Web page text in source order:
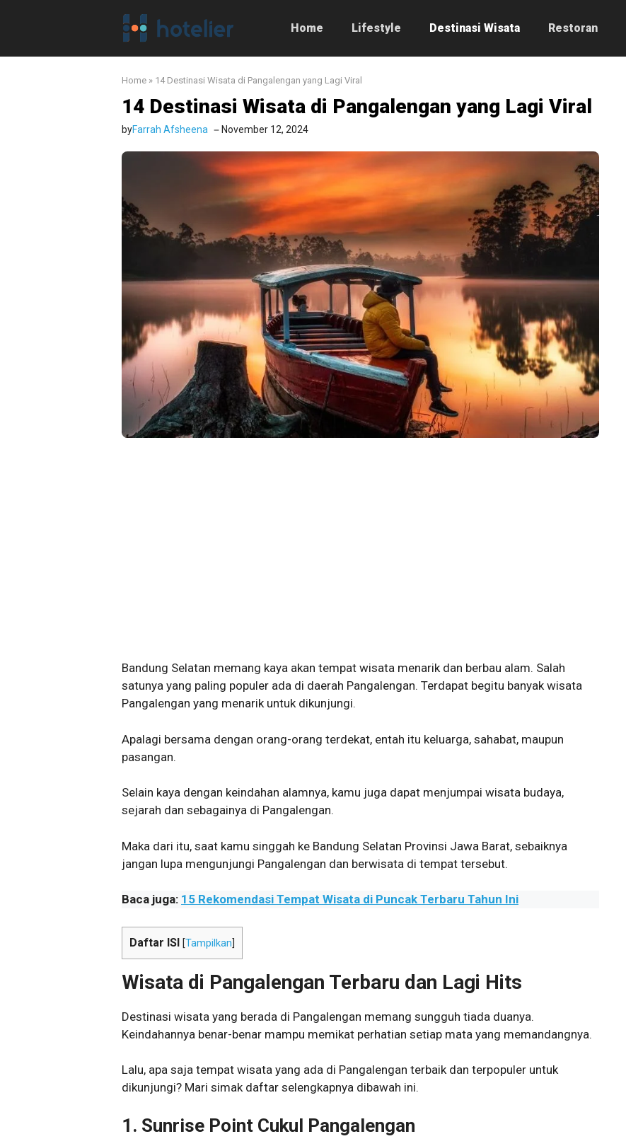
Home Lifestyle Destinasi Wisata Restoran
Home » 14 Destinasi Wisata di Pangalengan yang Lagi Viral
14 Destinasi Wisata di Pangalengan yang Lagi Viral
byFarrah Afsheena November 12, 2024
Bandung Selatan memang kaya akan tempat wisata menarik dan berbau alam. Salah
satunya yang paling populer ada di daerah Pangalengan. Terdapat begitu banyak wisata
Pangalengan yang menarik untuk dikunjungi.
Apalagi bersama dengan orang-orang terdekat, entah itu keluarga, sahabat, maupun
pasangan.
Selain kaya dengan keindahan alamnya, kamu juga dapat menjumpai wisata budaya,
sejarah dan sebagainya di Pangalengan.
Maka dari itu, saat kamu singgah ke Bandung Selatan Provinsi Jawa Barat, sebaiknya
jangan lupa mengunjungi Pangalengan dan berwisata di tempat tersebut.
Baca juga: 15 Rekomendasi Tempat Wisata di Puncak Terbaru Tahun Ini
Daftar ISI [Tampilkan
Wisata di Pangalengan Terbaru dan Lagi Hits
Destinasi wisata yang berada di Pangalengan memang sungguh tiada duanya.
Keindahannya benar-benar mampu memikat perhatian setiap mata yang memandangnya.
Lalu, apa saja tempat wisata yang ada di Pangalengan terbaik dan terpopuler untuk
dikunjungi? Mari simak daftar selengkapnya dibawah ini.
1. Sunrise Point Cukul Pangalengan